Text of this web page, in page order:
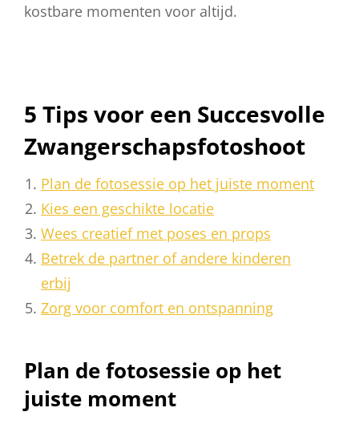
kostbare momenten voor altijd.
5 Tips voor een Succesvolle
Zwangerschapsfotoshoot
Plan de fotosessie op het juiste moment
Kies een geschikte locatie
Wees creatief met poses en props
Betrek de partner of andere kinderen
erbij
Zorg voor comfort en ontspanning
Plan de fotosessie op het
juiste moment